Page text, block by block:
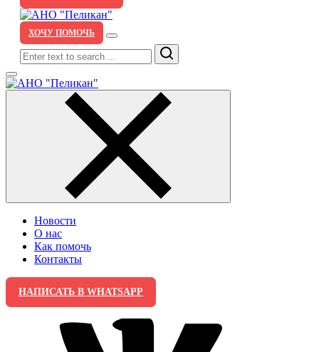
ХОЧУ ПОМОЧЬ
Search
Новости
О нас
Как помочь
Контакты
НАПИСАТЬ В WHATSAPP